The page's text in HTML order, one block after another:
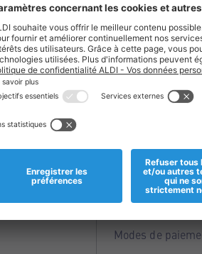
et ne manquez aucune de nos offres.
Magasins
Modes de